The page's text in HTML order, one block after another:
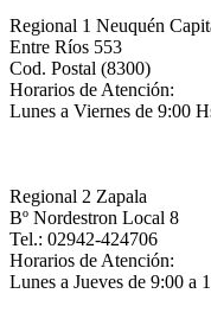
Regional 1 Neuquén
Entre Ríos 553
Cod. Postal (8300)
Horarios de Atención:
Lunes a Viernes de 9:00
Regional 2 Zapala
Bº Nordestron Local 8
Tel.: 02942-424706
Horarios de Atención:
Lunes a Jueves de 9:00 a